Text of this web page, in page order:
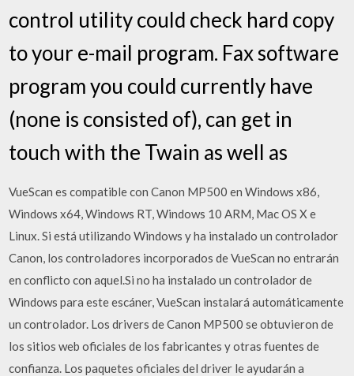
control utility could check hard copy
to your e-mail program. Fax software
program you could currently have
(none is consisted of), can get in
touch with the Twain as well as
VueScan es compatible con Canon MP500 en Windows x86,
Windows x64, Windows RT, Windows 10 ARM, Mac OS X e
Linux. Si está utilizando Windows y ha instalado un controlador
Canon, los controladores incorporados de VueScan no entrarán
en conflicto con aquel.Si no ha instalado un controlador de
Windows para este escáner, VueScan instalará automáticamente
un controlador. Los drivers de Canon MP500 se obtuvieron de
los sitios web oficiales de los fabricantes y otras fuentes de
confianza. Los paquetes oficiales del driver le ayudarán a